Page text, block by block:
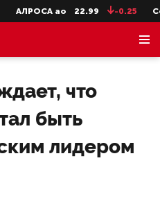
АЛРОСА ао 22.99 -0.25
что
быть
лидером